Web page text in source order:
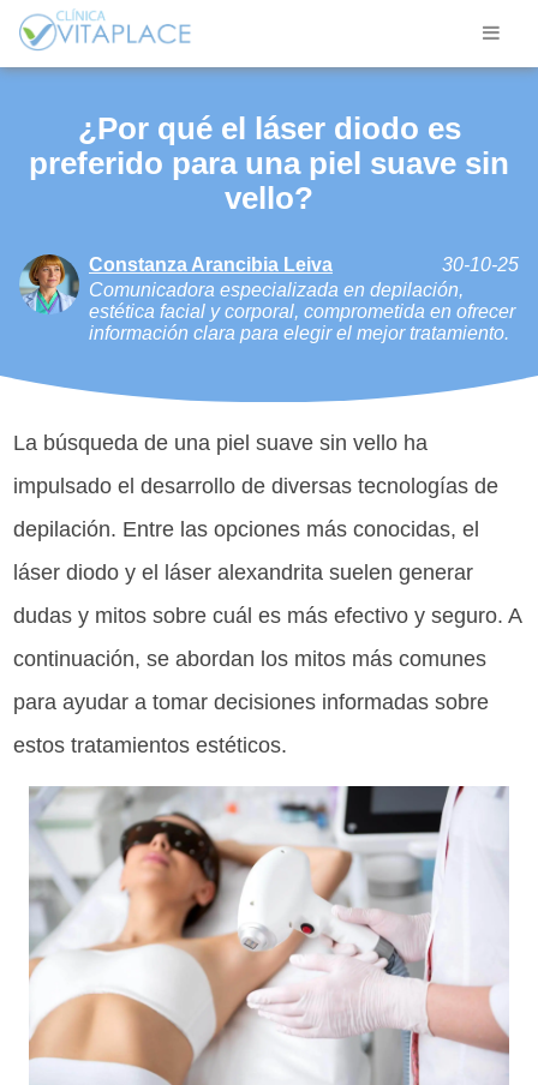
¿Por qué el láser diodo es
preferido para una piel suave sin
vello?
Constanza Arancibia Leiva
30-10-25
Comunicadora especializada en depilación,
estética facial y corporal, comprometida en ofrecer
información clara para elegir el mejor tratamiento.
La búsqueda de una piel suave sin vello ha
impulsado el desarrollo de diversas tecnologías de
depilación. Entre las opciones más conocidas, el
láser diodo y el láser alexandrita suelen generar
dudas y mitos sobre cuál es más efectivo y seguro. A
continuación, se abordan los mitos más comunes
para ayudar a tomar decisiones informadas sobre
estos tratamientos estéticos.